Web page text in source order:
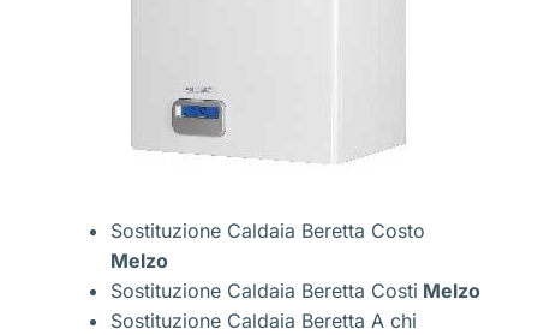
Sostituzione Caldaia Beretta Costo
Melzo
Sostituzione Caldaia Beretta Costi Melzo
Sostituzione Caldaia Beretta A chi